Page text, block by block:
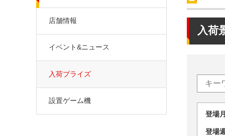
入荷
登
登
店舗情報
イベント&ニュース
入荷プライズ
設置ゲーム機